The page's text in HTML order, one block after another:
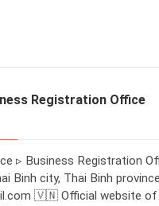
Registration Office
▹ Business Registration
Binh city, Thai Binh
🇻🇳 Official website